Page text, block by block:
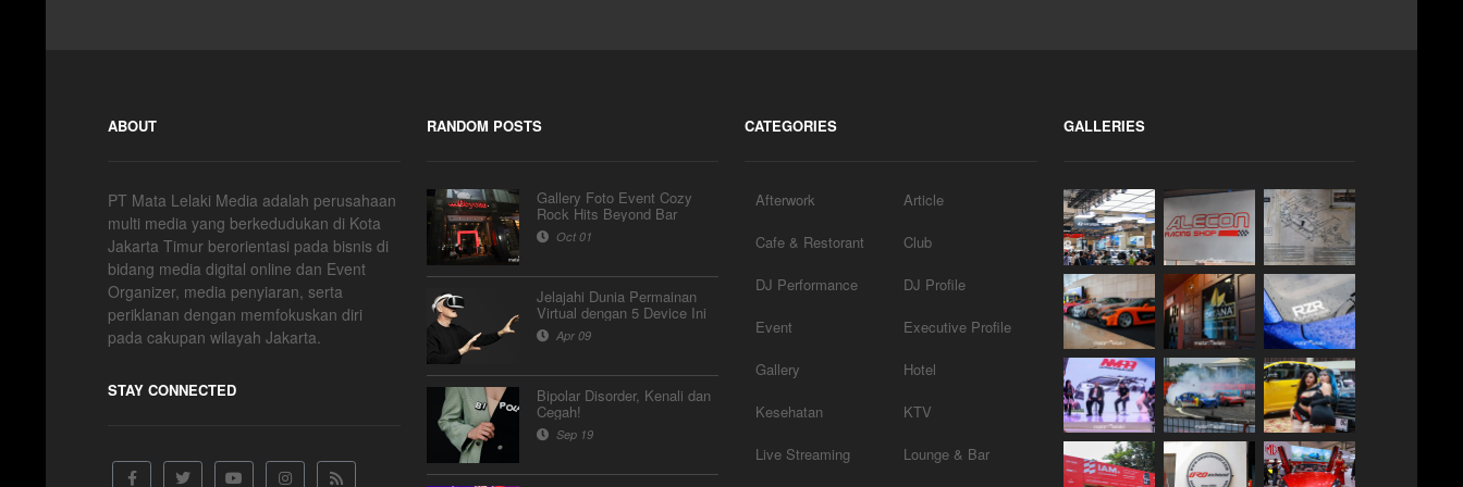
ABOUT
PT Mata Lelaki Media adalah perusahaan
multi media yang berkedudukan di Kota
Jakarta Timur berorientasi pada bisnis di
bidang media digital online dan Event
Organizer, media penyiaran, serta
periklanan dengan memfokuskan diri
pada cakupan wilayah Jakarta.
STAY CONNECTED
RANDOM POSTS
Gallery Foto Event Cozy
Rock Hits Beyond Bar
Oct 01
Jelajahi Dunia Permainan
Virtual dengan 5 Device Ini
Apr 09
Bipolar Disorder, Kenali dan
Cegah!
Sep 19
CATEGORIES
Afterwork
Cafe & Restorant
DJ Performance
Event
Gallery
Kesehatan
Live Streaming
Article
Club
DJ Profile
Executive Profile
Hotel
KTV
Lounge & Bar
GALLERIES